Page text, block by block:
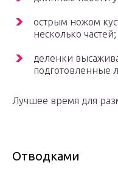
острым ножом
несколько частей;
деленки
подготовленные
Лучшее время для
Отводками